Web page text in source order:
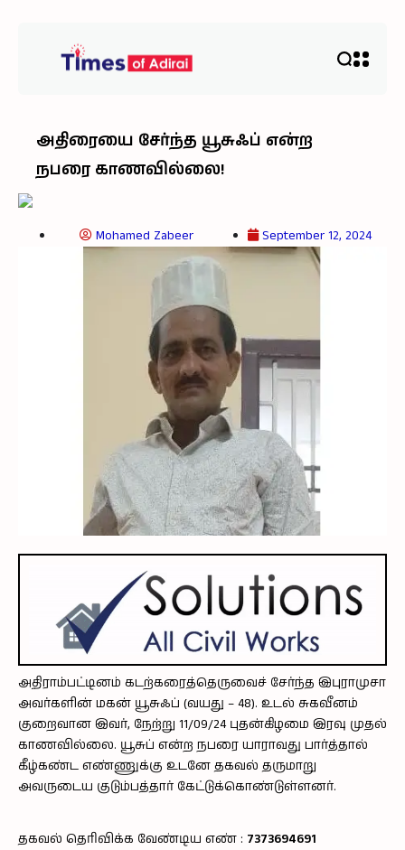
அதிரையை சேர்ந்த யூசுஃப் என்ற
நபரை காணவில்லை!
Mohamed Zabeer September 12, 2024
அதிராம்பட்டினம் கடற்கரைத்தெருவைச் சேர்ந்த இபுராமுசா
அவர்களின் மகன் யூசுஃப் (வயது – 48). உடல் சுகவீனம்
குறைவான இவர், நேற்று 11/09/24 புதன்கிழமை இரவு முதல்
காணவில்லை. யூசுப் என்ற நபரை யாராவது பார்த்தால்
கீழ்கண்ட எண்ணுக்கு உடனே தகவல் தருமாறு
அவருடைய குடும்பத்தார் கேட்டுக்கொண்டுள்ளனர்.
தகவல் தெரிவிக்க வேண்டிய எண் : 7373694691